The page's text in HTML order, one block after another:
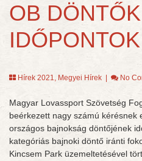
OB
IDŐPONTOK
Hírek 2021, Megyei Hírek No
Magyar Lovassport Szövetség
beérkezett nagy számú kérésnek
országos bajnokság döntőjének
kategóriás bajnoki döntő iránti
Kincsem Park üzemeltetésével